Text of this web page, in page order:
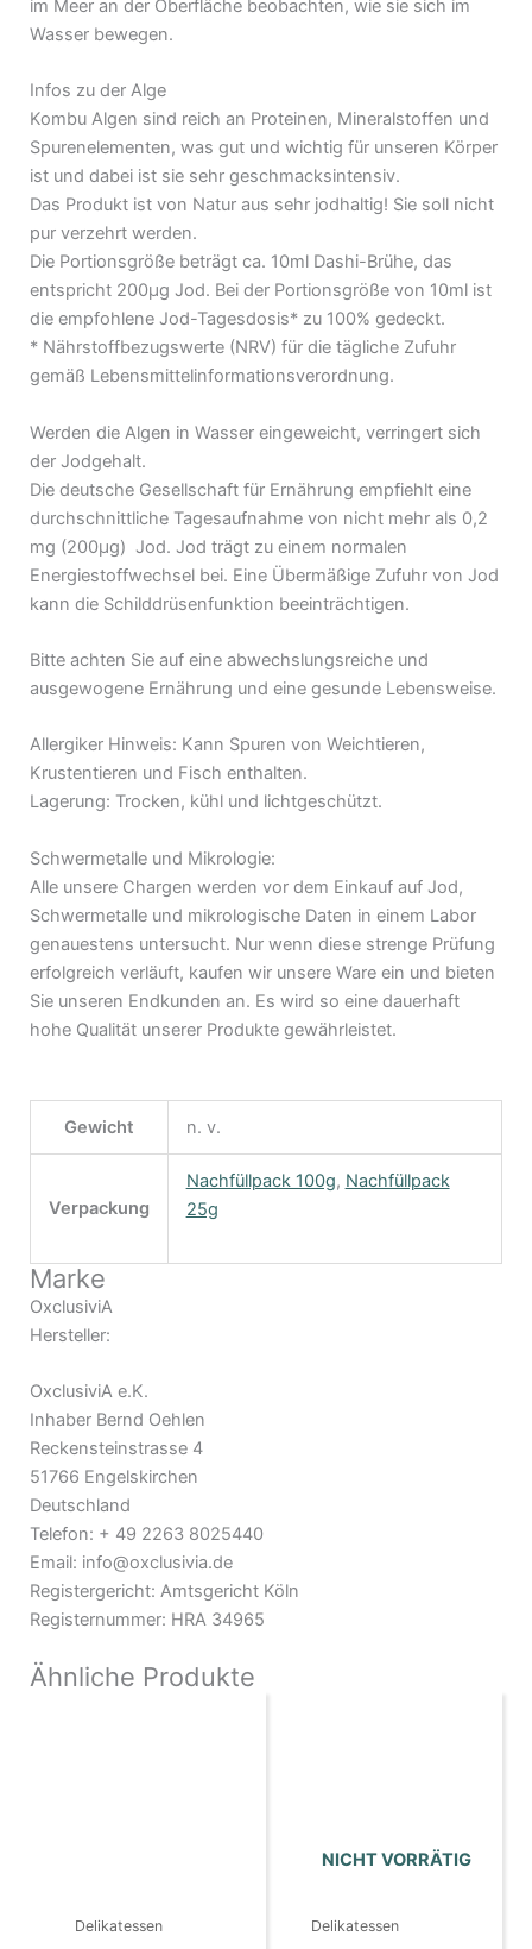
im Meer an der Oberfläche beobachten, wie sie sich im
Wasser bewegen.
Infos zu der Alge
Kombu Algen sind reich an Proteinen, Mineralstoffen und
Spurenelementen, was gut und wichtig für unseren Körper
ist und dabei ist sie sehr geschmacksintensiv.
Das Produkt ist von Natur aus sehr jodhaltig! Sie soll nicht
pur verzehrt werden.
Die Portionsgröße beträgt ca. 10ml Dashi-Brühe, das
entspricht 200µg Jod. Bei der Portionsgröße von 10ml ist
die empfohlene Jod-Tagesdosis* zu 100% gedeckt.
* Nährstoffbezugswerte (NRV) für die tägliche Zufuhr
gemäß Lebensmittelinformationsverordnung.
Werden die Algen in Wasser eingeweicht, verringert sich
der Jodgehalt.
Die deutsche Gesellschaft für Ernährung empfiehlt eine
durchschnittliche Tagesaufnahme von nicht mehr als 0,2
mg (200µg) Jod. Jod trägt zu einem normalen
Energiestoffwechsel bei. Eine Übermäßige Zufuhr von Jod
kann die Schilddrüsenfunktion beeinträchtigen.
Bitte achten Sie auf eine abwechslungsreiche und
ausgewogene Ernährung und eine gesunde Lebensweise.
Allergiker Hinweis: Kann Spuren von Weichtieren,
Krustentieren und Fisch enthalten.
Lagerung: Trocken, kühl und lichtgeschützt.
Schwermetalle und Mikrologie:
Alle unsere Chargen werden vor dem Einkauf auf Jod,
Schwermetalle und mikrologische Daten in einem Labor
genauestens untersucht. Nur wenn diese strenge Prüfung
erfolgreich verläuft, kaufen wir unsere Ware ein und bieten
Sie unseren Endkunden an. Es wird so eine dauerhaft
hohe Qualität unserer Produkte gewährleistet.
Gewicht n. v.
Verpackung
Nachfüllpack 100g, Nachfüllpack
25g
Marke
OxclusiviA
Hersteller:
OxclusiviA e.K.
Inhaber Bernd Oehlen
Reckensteinstrasse 4
51766 Engelskirchen
Deutschland
Telefon: + 49 2263 8025440
Email: info@oxclusivia.de
Registergericht: Amtsgericht Köln
Registernummer: HRA 34965
Ähnliche Produkte
Delikatessen
NICHT VORRÄTIG
Delikatessen